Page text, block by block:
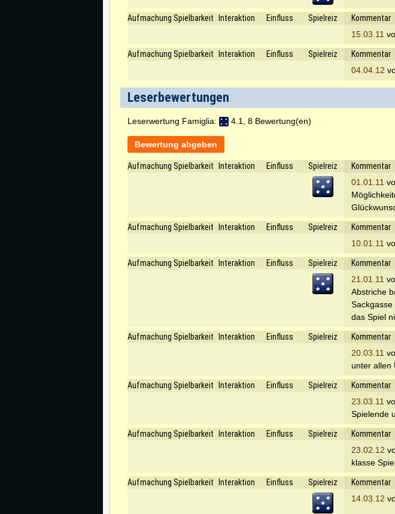
Aufmachung Spielbarkeit Interaktion Einfluss Spielreiz
Kommentar
15.03.11
Aufmachung Spielbarkeit Interaktion Einfluss Spielreiz
Kommentar
04.04.12
Leserbewertungen
Leserwertung Famiglia: 4.1, 8 Bewertung(en)
Bewertung abgeben
Aufmachung Spielbarkeit Interaktion Einfluss Spielreiz
Kommentar
01.01.11
Aufmachung Spielbarkeit Interaktion Einfluss Spielreiz
Kommentar
10.01.11
Aufmachung Spielbarkeit Interaktion Einfluss Spielreiz
Kommentar
21.01.11
Abstriche
das Spiel
Aufmachung Spielbarkeit Interaktion Einfluss Spielreiz
Kommentar
20.03.11
unter allen
Aufmachung Spielbarkeit Interaktion Einfluss Spielreiz
Kommentar
23.03.11
Spielende
Aufmachung Spielbarkeit Interaktion Einfluss Spielreiz
Kommentar
23.02.12
klasse
Aufmachung Spielbarkeit Interaktion Einfluss Spielreiz
Kommentar
14.03.12